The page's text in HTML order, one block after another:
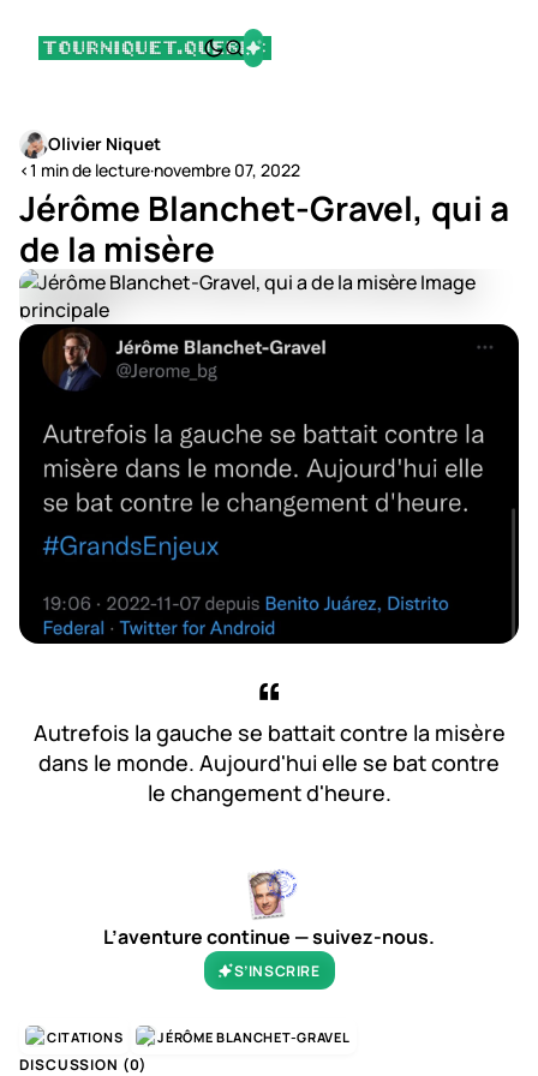
Olivier Niquet
<1 min de lecture·novembre 07, 2022
Jérôme Blanchet-Gravel, qui a
de la misère
Autrefois la gauche se battait contre la misère
dans le monde. Aujourd'hui elle se bat contre
le changement d'heure.
L’aventure continue — suivez-nous.
S’INSCRIRE
CITATIONS JÉRÔME BLANCHET-GRAVEL
DISCUSSION (0)